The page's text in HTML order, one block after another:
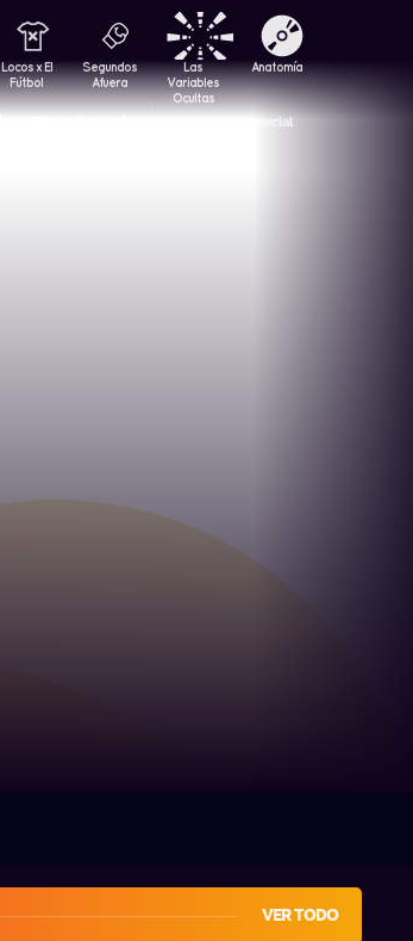
Locos x El
Fútbol
Segundos
Afuera
Las
Variables
Ocultas
Anatomía
Contacto Comercial
VER TODO